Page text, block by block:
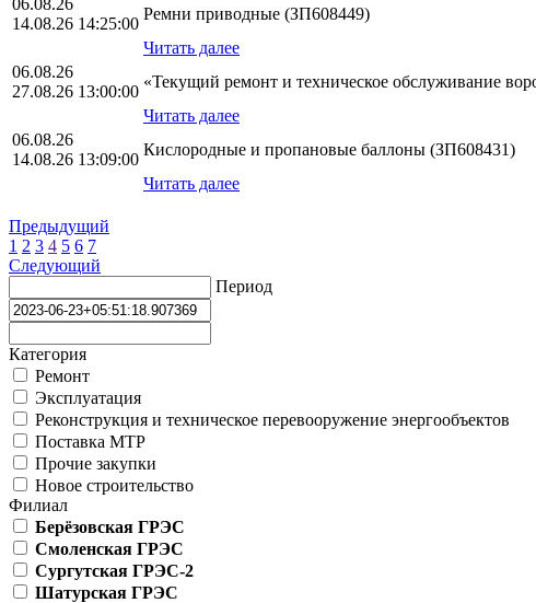
14.08.26 14:25:00
Ремни приводные (ЗП608449)
Читать далее
06.08.26
27.08.26 13:00:00
«Текущий ремонт и техническое обслуживание
Читать далее
06.08.26
14.08.26 13:09:00
Кислородные и пропановые баллоны (ЗП608431)
Читать далее
Предыдущий
1 2 3 4 5 6 7
Следующий
Период
Категория
Ремонт
Эксплуатация
Реконструкция и техническое перевооружение энергообъектов
Поставка МТР
Прочие закупки
Новое строительство
Филиал
Берёзовская ГРЭС
Смоленская ГРЭС
Сургутская ГРЭС-2
Шатурская ГРЭС